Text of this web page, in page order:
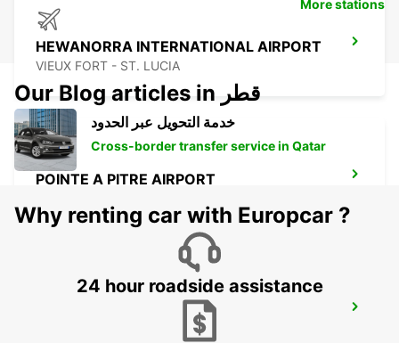
HEWANORRA INTERNATIONAL AIRPORT
VIEUX FORT - ST. LUCIA
POINTE A PITRE AIRPORT
JARRY - BAIE-MAHAULT
JARRY BAIE MAHAULT - GUADELOUPE
More stations
Our Blog articles in قطر
خدمة التحويل عبر الحدود
Cross-border transfer service in Qatar
Why renting car with Europcar ?
24 hour roadside assistance